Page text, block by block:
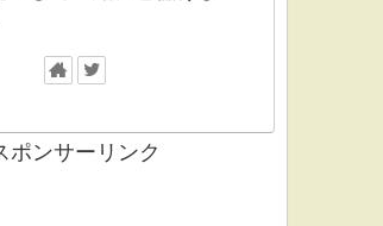
ポンサーリンク